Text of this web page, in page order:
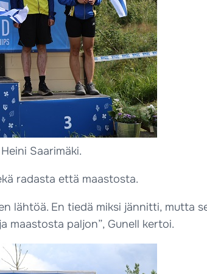
Saarimäki.
radasta että maastosta.
lähtöä. En tiedä miksi jännitti, mutta
maastosta paljon”, Gunell kertoi.